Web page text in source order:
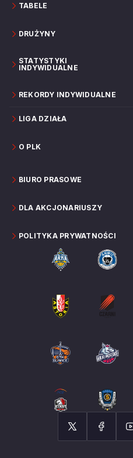
TABELE
DRUŻYNY
STATYSTYKI
INDYWIDUALNE
REKORDY INDYWIDUALNE
LIGA DZIAŁA
O PLK
BIURO PRASOWE
DLA AKCJONARIUSZY
POLITYKA PRYWATNOŚCI